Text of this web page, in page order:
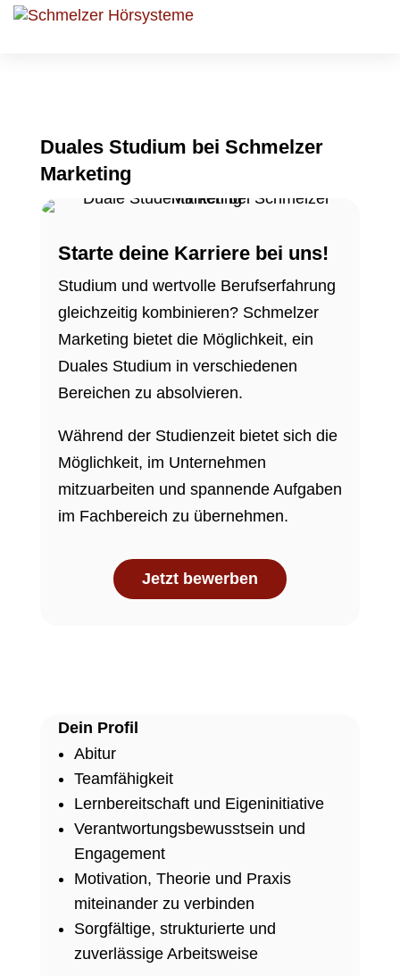
Duales Studium bei Schmelzer
Marketing
Starte deine Karriere bei uns!
Studium und wertvolle Berufserfahrung
gleichzeitig kombinieren? Schmelzer
Marketing bietet die Möglichkeit, ein
Duales Studium in verschiedenen
Bereichen zu absolvieren.
Während der Studienzeit bietet sich die
Möglichkeit, im Unternehmen
mitzuarbeiten und spannende Aufgaben
im Fachbereich zu übernehmen.
Jetzt bewerben
Dein Profil
Abitur
Teamfähigkeit
Lernbereitschaft und Eigeninitiative
Verantwortungsbewusstsein und
Engagement
Motivation, Theorie und Praxis
miteinander zu verbinden
Sorgfältige, strukturierte und
zuverlässige Arbeitsweise